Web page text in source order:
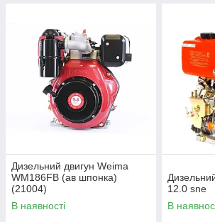
Дизельний двигун Weima
WM186FB (ав шпонка)
(21004)
В наявності
12.0 sne
В